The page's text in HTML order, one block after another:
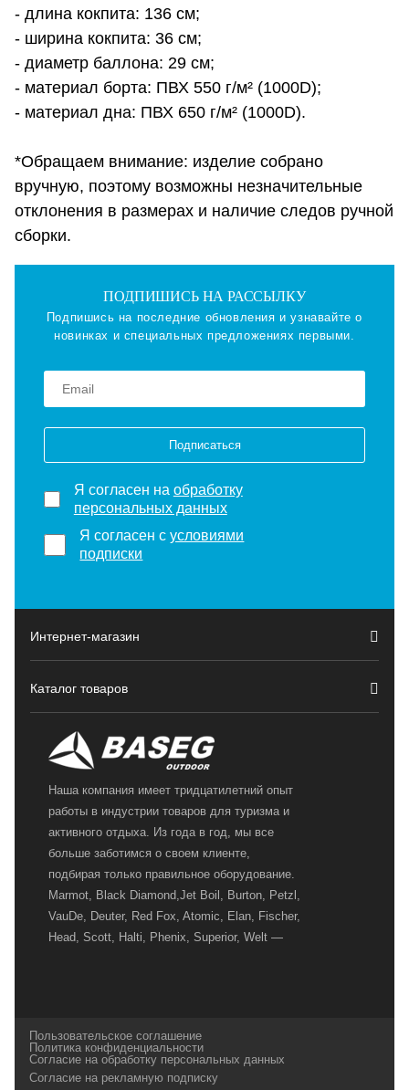
- длина кокпита: 136 см;
- ширина кокпита: 36 см;
- диаметр баллона: 29 см;
- материал борта: ПВХ 550 г/м² (1000D);
- материал дна: ПВХ 650 г/м² (1000D).
*Обращаем внимание: изделие собрано
вручную, поэтому возможны незначительные
отклонения в размерах и наличие следов ручной
сборки.
ПОДПИШИСЬ НА РАССЫЛКУ
Подпишись на последние обновления и узнавайте о
новинках и специальных предложениях первыми.
Подписаться
Я согласен на обработку
персональных данных
Я согласен сусловиями
подписки
Интернет-магазин
Каталог товаров
Наша компания имеет тридцатилетний опыт
работы в индустрии товаров для туризма и
активного отдыха. Из года в год, мы все
больше заботимся о своем клиенте,
подбирая только правильное оборудование.
Marmot, Black Diamond,Jet Boil, Burton, Petzl,
VauDe, Deuter, Red Fox, Atomic, Elan, Fischer,
Head, Scott, Halti, Phenix, Superior, Welt —
и взыскательных путешественников,
спортсменов и отдыхающих.
Пользовательское соглашение
Политика конфиденциальности
Согласие на обработку персональных данных
Согласие на рекламную подписку